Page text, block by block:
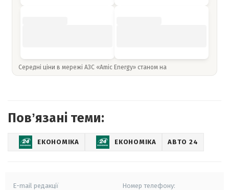
Середні ціни в мережі АЗС «Amic Energy» станом на
Повʼязані теми:
ЕКОНОМІКА ЕКОНОМІКА АВТО 24
E-mail редакції Номер телефону: